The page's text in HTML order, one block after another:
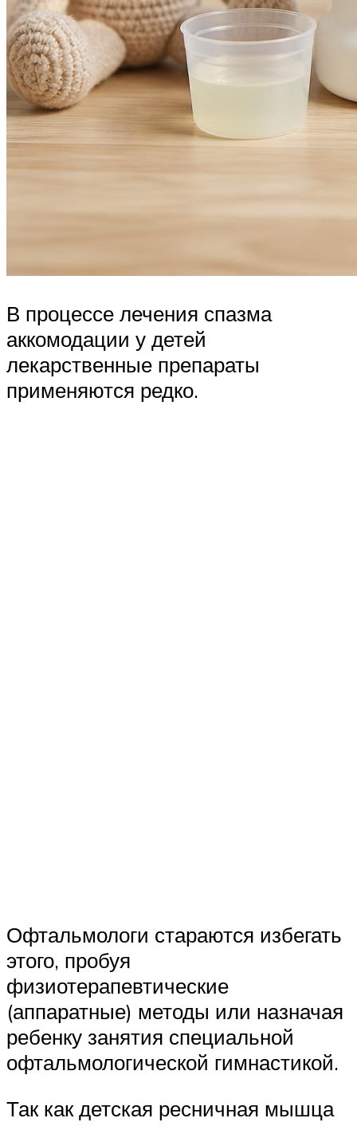
В процессе лечения спазма
аккомодации у детей
лекарственные препараты
применяются редко.
Офтальмологи стараются избегать
этого, пробуя
физиотерапевтические
(аппаратные) методы или назначая
ребенку занятия специальной
офтальмологической гимнастикой.
Так как детская ресничная мышца